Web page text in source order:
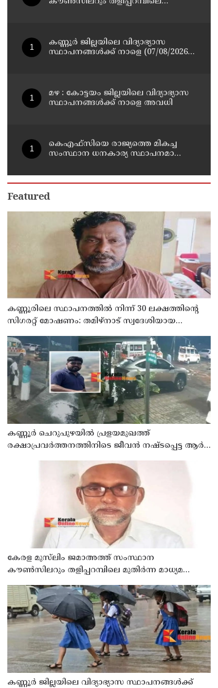
കണ്ണൂർ ജില്ലയിലെ വിദ്യാഭ്യാസ
സ്ഥാപനങ്ങള്‍ക്ക് നാളെ (07/08/2026),
മഴ : കോട്ടയം ജില്ലയിലെ വിദ്യാഭ്യാസ
സ്ഥാപനങ്ങൾക്ക് നാളെ അവധി
കെഎഫ്‌സിയെ രാജ്യത്തെ മികച്ച
സംസ്ഥാന ധനകാര്യ സ്ഥാപനമാക്കും:
Featured
കണ്ണൂരിലെ സ്ഥാപനത്തിൽ നിന്ന് 30 ലക്ഷത്തിന്റെ
സിഗരറ്റ് മോഷണം: തമിഴ്‌നാട് സ്വദേശിയായ
കണ്ണൂർ ചെറുപുഴയിൽ പ്രളയമുഖത്ത്
രക്ഷാപ്രവർത്തനത്തിനിടെ ജീവൻ നഷ്ടപ്പെട്ട ആർ.
കാണിച്ചതായി ആരോപണം
കേരള മുസ്‌ലിം ജമാഅത്ത് സംസ്ഥാന
കൗൺസിലറും തളിപ്പറമ്പിലെ മുതിർന്ന മാധ്യമ
നിര്യാതനായി
കണ്ണൂർ ജില്ലയിലെ വിദ്യാഭ്യാസ സ്ഥാപനങ്ങള്‍ക്ക്